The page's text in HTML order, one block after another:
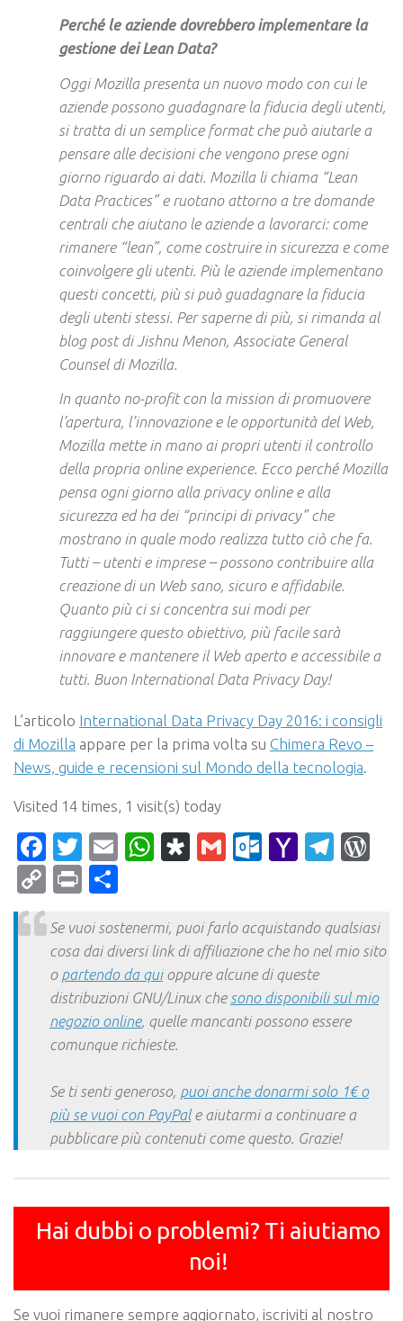
Perché le aziende dovrebbero implementare la
gestione dei Lean Data?
Oggi Mozilla presenta un nuovo modo con cui le
aziende possono guadagnare la fiducia degli utenti,
si tratta di un semplice format che può aiutarle a
pensare alle decisioni che vengono prese ogni
giorno riguardo ai dati. Mozilla li chiama “Lean
Data Practices” e ruotano attorno a tre domande
centrali che aiutano le aziende a lavorarci: come
rimanere “lean”, come costruire in sicurezza e come
coinvolgere gli utenti. Più le aziende implementano
questi concetti, più si può guadagnare la fiducia
degli utenti stessi. Per saperne di più, si rimanda al
blog post di Jishnu Menon, Associate General
Counsel di Mozilla.
In quanto no-profit con la mission di promuovere
l’apertura, l’innovazione e le opportunità del Web,
Mozilla mette in mano ai propri utenti il controllo
della propria online experience. Ecco perché Mozilla
pensa ogni giorno alla privacy online e alla
sicurezza ed ha dei “principi di privacy” che
mostrano in quale modo realizza tutto ciò che fa.
Tutti – utenti e imprese – possono contribuire alla
creazione di un Web sano, sicuro e affidabile.
Quanto più ci si concentra sui modi per
raggiungere questo obiettivo, più facile sarà
innovare e mantenere il Web aperto e accessibile a
tutti. Buon International Data Privacy Day!
L’articolo International Data Privacy Day 2016: i consigli
di Mozilla appare per la prima volta su Chimera Revo –
News, guide e recensioni sul Mondo della tecnologia.
Visited 14 times, 1 visit(s) today
Facebook
Twitter
EmailWhatsApp
Diaspora
Gmail Yahoo
CopyPrint
Se vuoi sostenermi, puoi farlo acquistando qualsiasi
cosa dai diversi link di affiliazione che ho nel mio sito
o partendo da quioppure alcune di queste
distribuzioni GNU/Linux che sono disponibili sul mio
negozio online, quelle mancanti possono essere
comunque richieste.
Se ti senti generoso, puoi anche donarmi solo 1€ o
più se vuoi con PayPale aiutarmi a continuare a
pubblicare più contenuti come questo. Grazie!
Hai dubbi o problemi? Ti aiutiamo
noi!
Se vuoi rimanere sempre aggiornato, iscriviti al nostro